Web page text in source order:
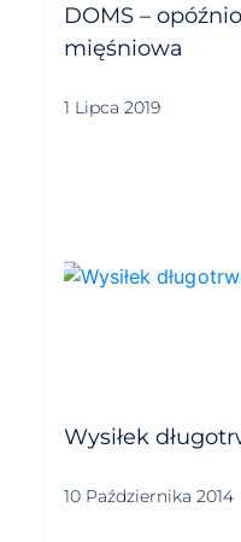
DOMS –
mięśniowa
1 Lipca 2019
Wysiłek
10 Października 2014